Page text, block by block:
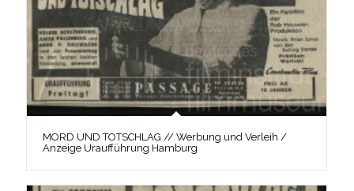
MORD UND TOTSCHLAG // Werbung und Verleih /
Anzeige Uraufführung Hamburg